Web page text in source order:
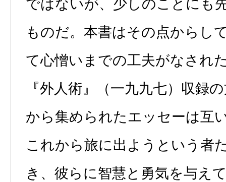
ではないが、少しのことにも
ものだ。本書はその点からし
て心憎いまでの工夫がなされ
『外人術』（一九九七）収録
から集められたエッセーは互
これから旅に出ようという者
き、彼らに智慧と勇気を与え